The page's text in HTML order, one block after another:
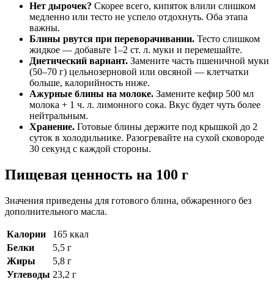
Нет дырочек? Скорее всего, кипяток влили слишком
медленно или тесто не успело отдохнуть. Оба этапа
важны.
Блины рвутся при переворачивании. Тесто слишком
жидкое — добавьте 1–2 ст. л. муки и перемешайте.
Диетический вариант. Замените часть пшеничной муки
(50–70 г) цельнозерновой или овсяной — клетчатки
больше, калорийность ниже.
Ажурные блины на молоке. Замените кефир 500 мл
молока + 1 ч. л. лимонного сока. Вкус будет чуть более
нейтральным.
Хранение. Готовые блины держите под крышкой до 2
суток в холодильнике. Разогревайте на сухой сковороде
30 секунд с каждой стороны.
Пищевая ценность на 100 г
Значения приведены для готового блина, обжаренного без
дополнительного масла.
Калории
165 ккал
Белки
5,5 г
Жиры
5,8 г
Углеводы 23,2 г